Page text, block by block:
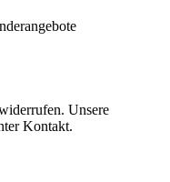
Unsere
Kontakt.